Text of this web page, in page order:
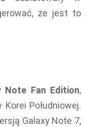
że jest to
Note Fan Edition,
Południowej.
Galaxy Note 7,